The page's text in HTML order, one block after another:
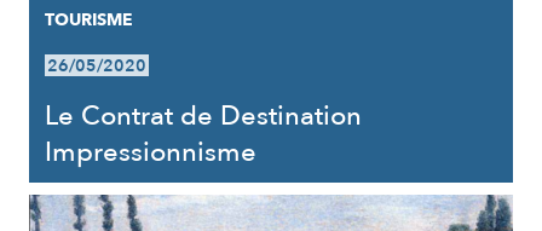
TOURISME
26/05/2020
Le Contrat de Destination
Impressionnisme